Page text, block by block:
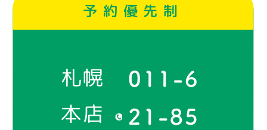
予約優先制
札幌
本店
011-6
21-85